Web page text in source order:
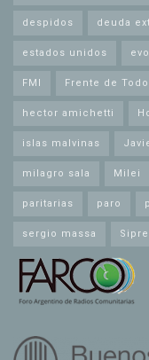
despidos deuda
estados unidos
FMI Frente de
hector amichetti
islas malvinas
milagro sala Milei
paritarias paro
sergio massa